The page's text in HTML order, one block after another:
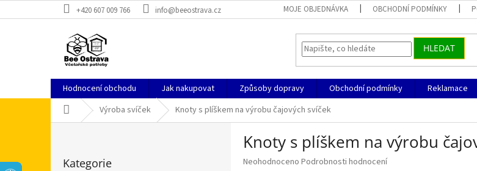
na
+420 607 009 766 info@beeostrava.cz MOJE OBJEDNÁVKA OBCHODNÍ PODMÍNKY
HLEDAT
Hodnocení obchodu Jak nakupovat Způsoby dopravy Obchodní podmínky Reklamace
Domů Výroba svíček Knoty s plíškem na výrobu čajových svíček
kategorie
Kategorie
Knoty s plíškem na výrobu
Průměrné
Neohodnoceno Podrobnosti hodnocení